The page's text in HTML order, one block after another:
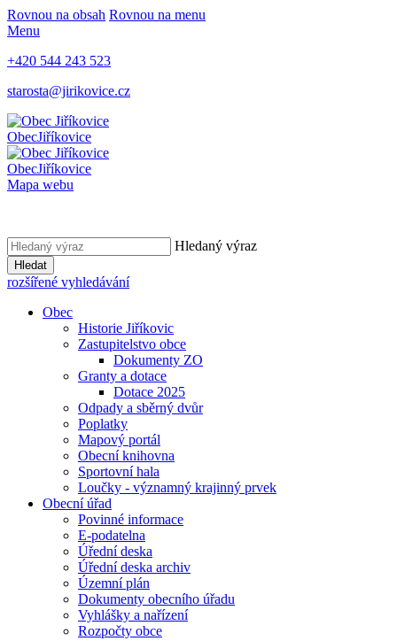
Rovnou na obsah Rovnou na menu
Menu
+420 544 243 523
starosta@jirikovice.cz
ObecJiříkovice
ObecJiříkovice
Mapa webu
Hledaný výraz
Hledat
rozšířené vyhledávání
Obec
Historie Jiříkovic
Zastupitelstvo obce
Dokumenty ZO
Granty a dotace
Dotace 2025
Odpady a sběrný dvůr
Poplatky
Mapový portál
Obecní knihovna
Sportovní hala
Loučky - významný krajinný prvek
Obecní úřad
Povinné informace
E-podatelna
Úřední deska
Úřední deska archiv
Územní plán
Dokumenty obecního úřadu
Vyhlášky a nařízení
Rozpočty obce